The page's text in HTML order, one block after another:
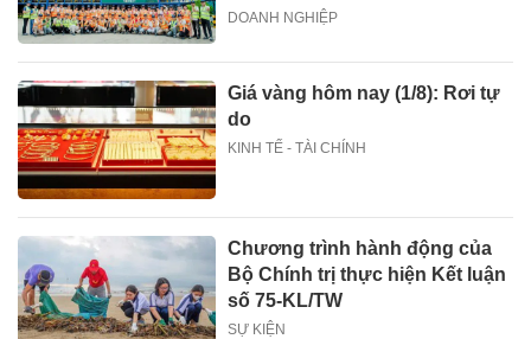
DOANH NGHIỆP
Giá vàng hôm nay (1/8): Rơi tự
do
KINH TẾ - TÀI CHÍNH
Chương trình hành động của
Bộ Chính trị thực hiện Kết luận
số 75-KL/TW
SỰ KIỆN